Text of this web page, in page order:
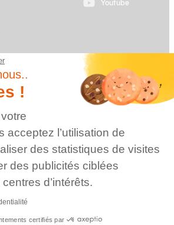
(CM)
publics
ONG
et de crise
Youtube
Plan du site Mentions légales
Contact
!
acceptez l’utilisation de
des statistiques de visites
des publicités ciblées
d’intérêts.
certifiés par